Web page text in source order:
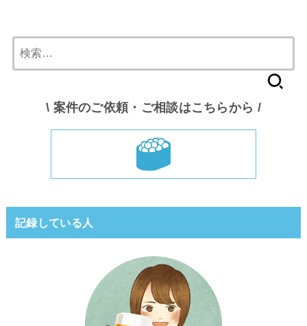
索:
\ 案件のご依頼・ご相談はこちらから /
記録している人